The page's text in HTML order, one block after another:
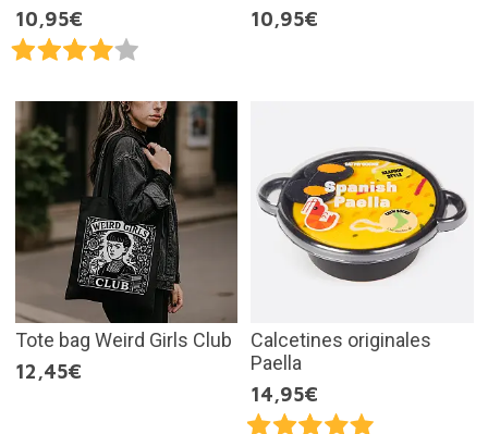
10,95€
10,95€
Tote bag Weird Girls Club
12,45€
Calcetines originales
Paella
14,95€